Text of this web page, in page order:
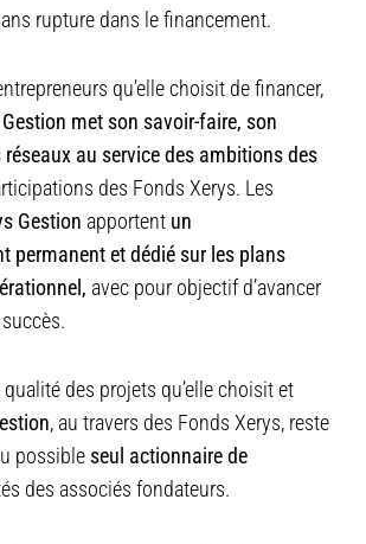
rupture dans le financement.
qu’elle choisit de financer,
met son savoir-faire, son
réseaux au service des ambitions des
des Fonds Xerys. Les
Gestion apportent un
permanent et dédié sur les plans
avec pour objectif d’avancer
des projets qu’elle choisit et
, au travers des Fonds Xerys, reste
possible seul actionnaire de
des associés fondateurs.